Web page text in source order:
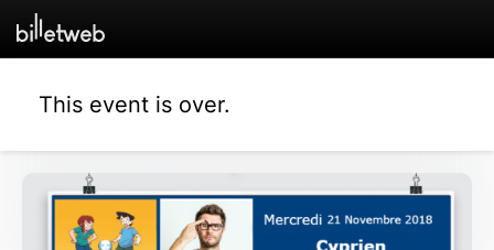
This event is over.